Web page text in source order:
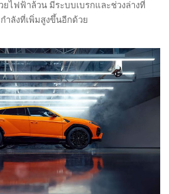
ไฟฟ้าล้วน มีระบบเบรกและช่วงล่างที่
ำลังที่เพิ่มสูงขึ้นอีกด้วย